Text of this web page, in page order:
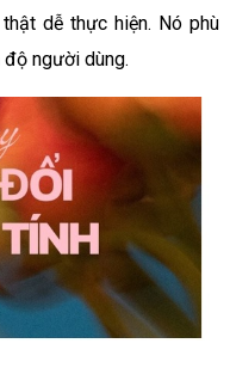
dễ thực hiện. Nó phù
người dùng.